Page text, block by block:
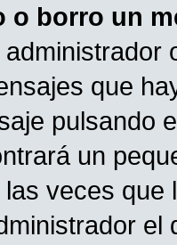
o borro un
que
pulsando
un
veces